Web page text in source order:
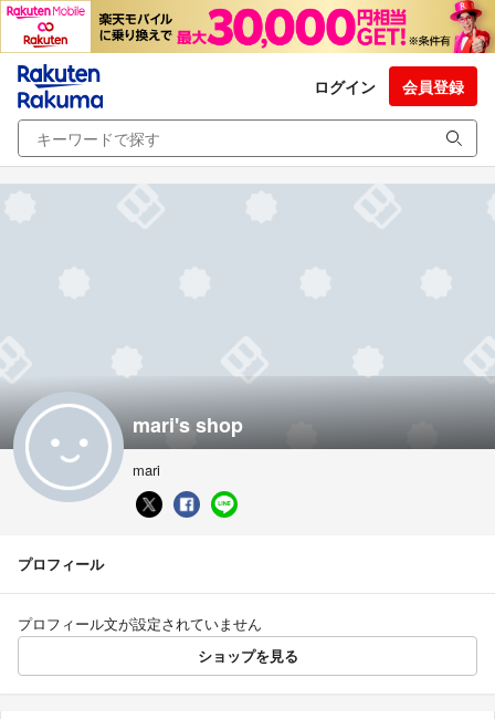
ログイン 会員登録
mari's shop
mari
プロフィール
プロフィール文が設定されていません
ショップを見る